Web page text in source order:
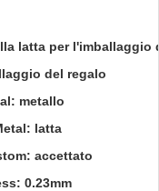
latta per l'imballaggio
del regalo
metallo
latta
accettato
0.23mm